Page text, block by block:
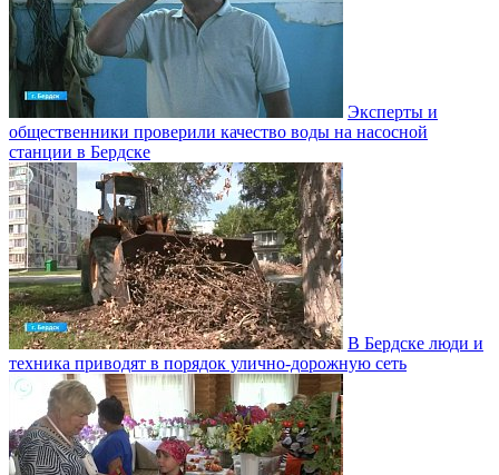
Эксперты и
общественники проверили качество воды на насосной
станции в Бердске
В Бердске люди и
техника приводят в порядок улично‑дорожную сеть